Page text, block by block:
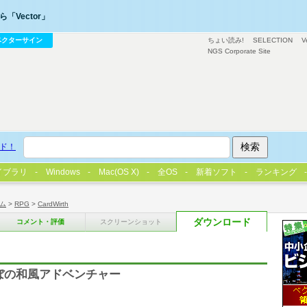
> RPG > CardWirth
コメント・評価 スクリーンショット ダウンロード
和風アドベンチャー
ちょい読み! SELECTION
NGS Corporate Site
「Vector」
クターサイン
！
ブラリ Windows Mac(OS X) 全OS 新着ソフト ランキング